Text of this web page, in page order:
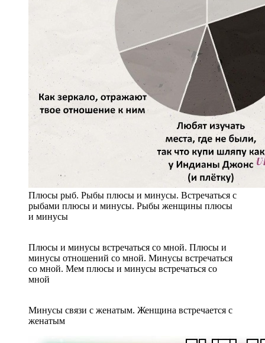
Плюсы рыб. Рыбы плюсы и минусы. Встречаться с
рыбами плюсы и минусы. Рыбы женщины плюсы
и минусы
Плюсы и минусы встречаться со мной. Плюсы и
минусы отношений со мной. Минусы встречаться
со мной. Мем плюсы и минусы встречаться со
мной
Минусы связи с женатым. Женщина встречается с
женатым